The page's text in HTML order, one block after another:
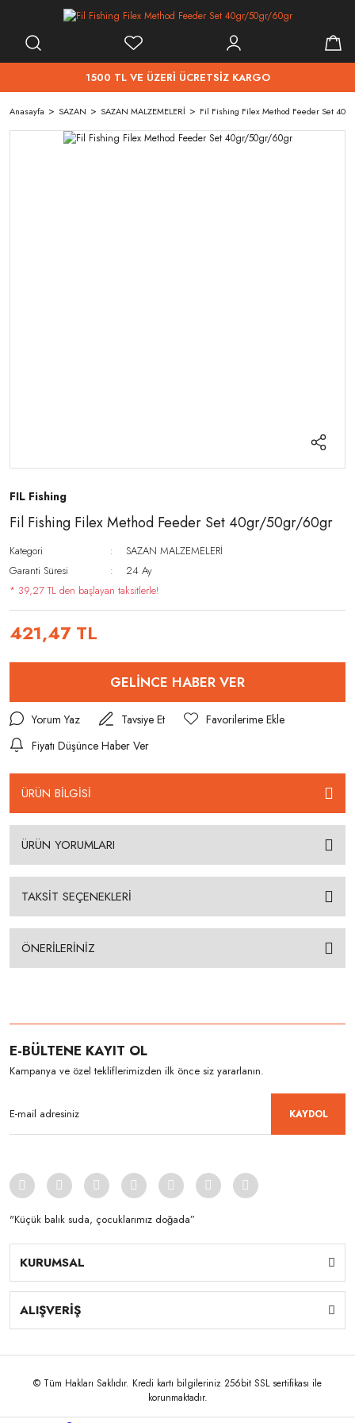
1500 TL VE ÜZERİ ÜCRETSİZ KARGO
Anasayfa SAZAN SAZAN MALZEMELERİ Fil Fishing Filex Method Feeder Set
FIL Fishing
Fil Fishing Filex Method Feeder Set 40gr/50gr/60gr
Kategori
SAZAN MALZEMELERİ
Garanti Süresi
24 Ay
* 39,27 TL den başlayan taksitlerle!
421,47 TL
GELİNCE HABER VER
Yorum Yaz
Tavsiye Et
Fiyatı Düşünce Haber Ver
ÜRÜN BİLGİSİ
ÜRÜN YORUMLARI
TAKSİT SEÇENEKLERİ
ÖNERİLERİNİZ
E-BÜLTENE KAYIT OL
Kampanya ve özel tekliflerimizden ilk önce siz yararlanın.
KAYDOL
"Küçük balık suda, çocuklarımız doğada”
KURUMSAL
ALIŞVERİŞ
© Tüm Hakları Saklıdır. Kredi kartı bilgileriniz 256bit SSL sertifikası ile
korunmaktadır.